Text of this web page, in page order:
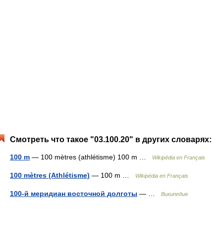
Смотреть что такое "03.100.20" в других словарях:
100 m — 100 mètres (athlétisme) 100 m … Wikipédia en Français
100 mètres (Athlétisme) — 100 m … Wikipédia en Français
100-й меридиан восточной долготы — … Википедия